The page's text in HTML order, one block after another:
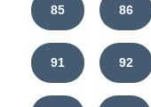
85 86
91 92